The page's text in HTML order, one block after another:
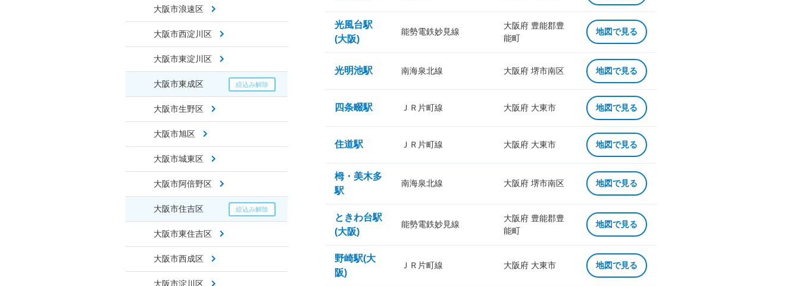
大阪市浪速区
大阪市西淀川区
大阪市東淀川区
大阪市東成区
大阪市生野区
大阪市旭区
大阪市城東区
大阪市阿倍野区
大阪市住吉区
大阪市東住吉区
大阪市西成区
大阪市淀川区
光風台駅
(大阪)
能勢電鉄妙見線
大阪府 豊能郡豊
能町
地図で見る
光明池駅 南海泉北線 大阪府 堺市南区 地図で見る
四条畷駅 ＪＲ片町線 大阪府 大東市 地図で見る
住道駅 ＪＲ片町線 大阪府 大東市 地図で見る
栂・美木多
駅
南海泉北線 大阪府 堺市南区 地図で見る
ときわ台駅
(大阪)
能勢電鉄妙見線
大阪府 豊能郡豊
能町
地図で見る
野崎駅(大
阪)
ＪＲ片町線 大阪府 大東市 地図で見る